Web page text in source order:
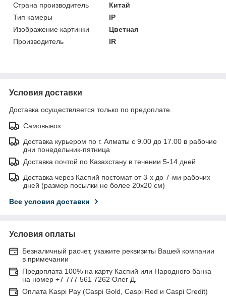
Страна производитель
Китай
Тип камеры
IP
Изображение картинки
Цветная
Производитель
IR
Условия доставки
Доставка осуществляется только по предоплате.
Самовывоз
Доставка курьером по г. Алматы с 9.00 до 17.00 в рабочие
дни понедельник-пятница
Доставка почтой по Казахстану в течении 5-14 дней
Доставка через Каспий постомат от 3-х до 7-ми рабочих
дней (размер посылки не более 20х20 см)
Все условия доставки
Условия оплаты
Безналичный расчет, укажите реквизиты Вашей компании
в примечании
Предоплата 100% на карту Каспий или Народного банка
на номер +7 777 561 7262 Олег Д.
Оплата Kaspi Pay (Caspi Gold, Caspi Red и Caspi Credit)